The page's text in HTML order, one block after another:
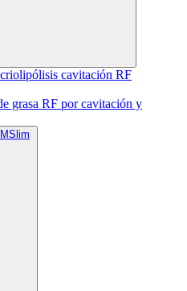
cavitación RF
grasa RF por cavitación y